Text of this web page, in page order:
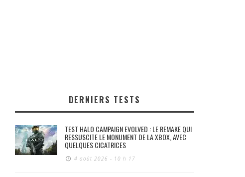
DERNIERS TESTS
TEST HALO CAMPAIGN EVOLVED : LE REMAKE QUI
RESSUSCITE LE MONUMENT DE LA XBOX, AVEC
QUELQUES CICATRICES
4 août 2026 - 10 h 17